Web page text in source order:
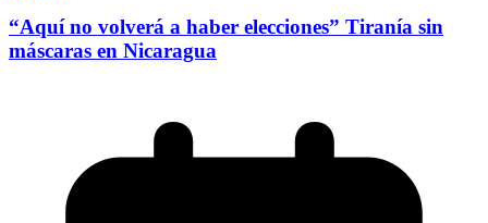
“Aquí no volverá a haber elecciones” Tiranía sin
máscaras en Nicaragua